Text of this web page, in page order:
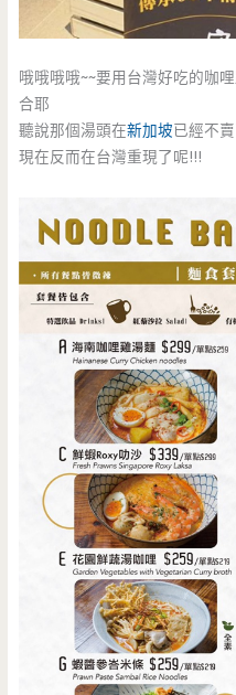
哦哦哦哦~~要用台灣好吃的咖
合耶
聽說那個湯頭在新加坡已經不
現在反而在台灣重現了呢!!!